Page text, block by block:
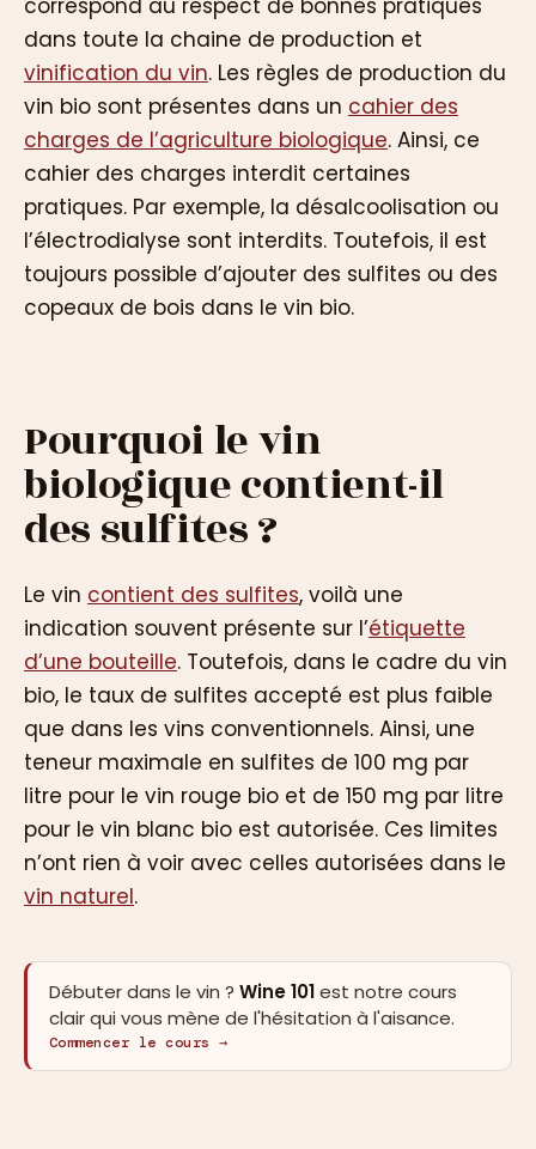
dans toute la chaine de production et
vinification du vin. Les règles de production du
vin bio sont présentes dans un cahier des
charges de l’agriculture biologique. Ainsi, ce
cahier des charges interdit certaines
pratiques. Par exemple, la désalcoolisation ou
l’électrodialyse sont interdits. Toutefois, il est
toujours possible d’ajouter des sulfites ou des
copeaux de bois dans le vin bio.
Pourquoi le vin
biologique contient-il
des sulfites ?
Le vin contient des sulfites, voilà une
indication souvent présente sur l’étiquette
d’une bouteille. Toutefois, dans le cadre du vin
bio, le taux de sulfites accepté est plus faible
que dans les vins conventionnels. Ainsi, une
teneur maximale en sulfites de 100 mg par
litre pour le vin rouge bio et de 150 mg par litre
pour le vin blanc bio est autorisée. Ces limites
n’ont rien à voir avec celles autorisées dans le
vin naturel.
Débuter dans le vin ? Wine 101est notre cours
clair qui vous mène de l'hésitation à l'aisance.
Commencer le cours →